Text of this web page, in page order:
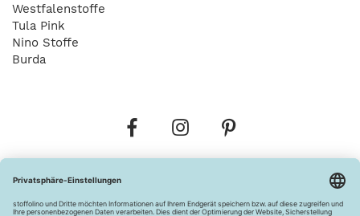
Westfalenstoffe
Tula Pink
Nino Stoffe
Burda